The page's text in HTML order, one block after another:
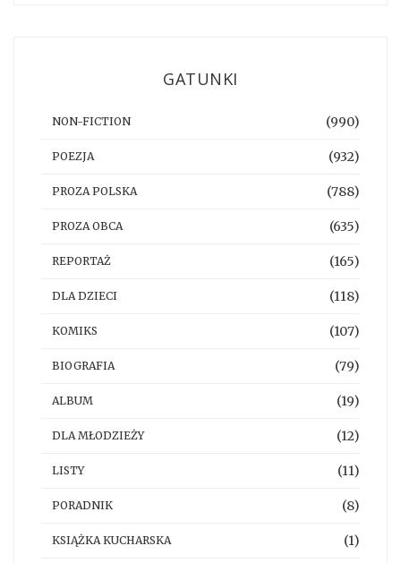
GATUNKI
NON-FICTION (990)
POEZJA (932)
PROZA POLSKA (788)
PROZA OBCA (635)
REPORTAŻ (165)
DLA DZIECI (118)
KOMIKS (107)
BIOGRAFIA (79)
ALBUM (19)
DLA MŁODZIEŻY (12)
LISTY (11)
PORADNIK (8)
KSIĄŻKA KUCHARSKA (1)